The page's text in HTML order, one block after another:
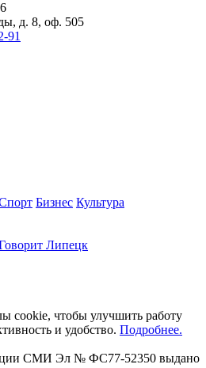
д. 8, оф. 505
91
Бизнес Культура
Липецк
cookie, чтобы улучшить работу
и удобство. Подробнее.
СМИ Эл № ФС77-52350 выдано